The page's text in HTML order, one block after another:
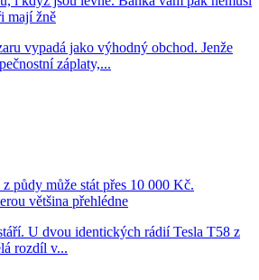
mají žně
vypadá jako výhodný obchod. Jenže
záplaty,...
půdy může stát přes 10 000 Kč.
většina přehlédne
U dvou identických rádií Tesla T58 z
rozdíl v...